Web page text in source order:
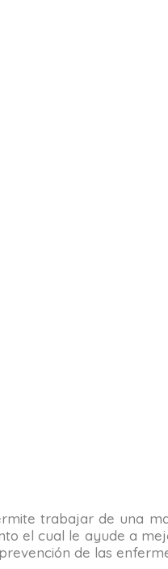
trabajar de una
el cual le ayude a
de las